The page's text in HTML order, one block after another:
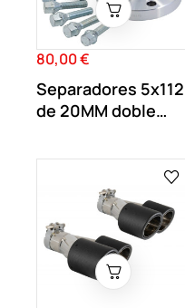
Precio
80,00 €
Separadores 5x112
de 20MM doble